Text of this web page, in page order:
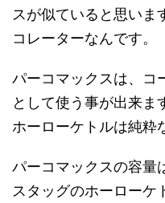
スが似ていると思いま
コレーターなんです。
パーコマックスは、コ
として使う事が出来ま
ホーローケトルは純粋
パーコマックスの容量
スタッグのホーローケ